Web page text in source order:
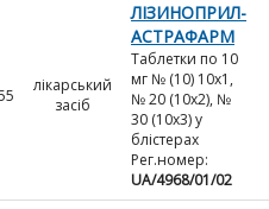
лікарський
засіб
ЛІЗИНОПРИЛ-
АСТРАФАРМ
Таблетки по 10
мг № (10) 10х1,
№ 20 (10х2), №
30 (10х3) у
блістерах
Рег.номер:
UA/4968/01/02